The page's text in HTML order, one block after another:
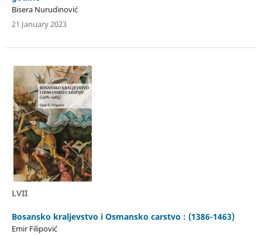
Bisera Nurudinović
21 January 2023
LVII
Bosansko kraljevstvo i Osmansko carstvo : (1386-1463)
Emir Filipović